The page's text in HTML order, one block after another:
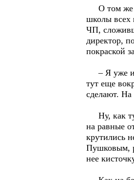
О том же
школы всех
ЧП,
директор,
покраской
– Я уже и
тут еще
сделают.
Ну, как
на равные
крутились
Пушковым,
нее